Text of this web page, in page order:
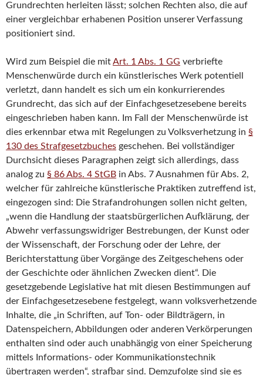
Grundrechten herleiten lässt; solchen Rechten also, die auf
einer vergleichbar erhabenen Position unserer Verfassung
positioniert sind.
Wird zum Beispiel die mitArt. 1 Abs. 1 GG verbriefte
Menschenwürde durch ein künstlerisches Werk potentiell
verletzt, dann handelt es sich um ein konkurrierendes
Grundrecht, das sich auf der Einfachgesetzesebene bereits
eingeschrieben haben kann. Im Fall der Menschenwürde ist
dies erkennbar etwa mit Regelungen zu Volksverhetzung in §
130 des Strafgesetzbuches geschehen. Bei vollständiger
Durchsicht dieses Paragraphen zeigt sich allerdings, dass
analog zu § 86 Abs. 4 StGB in Abs. 7 Ausnahmen für Abs. 2,
welcher für zahlreiche künstlerische Praktiken zutreffend ist,
eingezogen sind: Die Strafandrohungen sollen nicht gelten,
„wenn die Handlung der staatsbürgerlichen Aufklärung, der
Abwehr verfassungswidriger Bestrebungen, der Kunst oder
der Wissenschaft, der Forschung oder der Lehre, der
Berichterstattung über Vorgänge des Zeitgeschehens oder
der Geschichte oder ähnlichen Zwecken dient“. Die
gesetzgebende Legislative hat mit diesen Bestimmungen auf
der Einfachgesetzesebene festgelegt, wann volksverhetzende
Inhalte, die „in Schriften, auf Ton- oder Bildträgern, in
Datenspeichern, Abbildungen oder anderen Verkörperungen
enthalten sind oder auch unabhängig von einer Speicherung
mittels Informations- oder Kommunikationstechnik
übertragen werden“, strafbar sind. Demzufolge sind sie es